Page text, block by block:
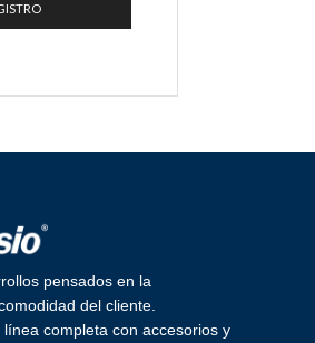
pensados en la
del cliente.
línea completa con accesorios y